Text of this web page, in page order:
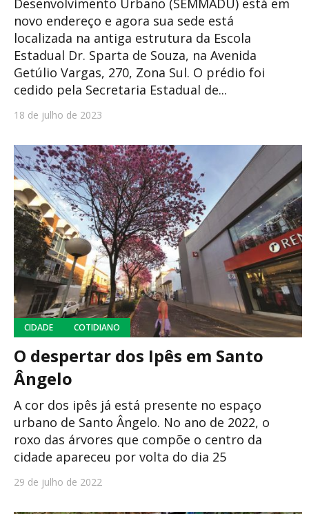
Desenvolvimento Urbano (SEMMADU) está em
novo endereço e agora sua sede está
localizada na antiga estrutura da Escola
Estadual Dr. Sparta de Souza, na Avenida
Getúlio Vargas, 270, Zona Sul. O prédio foi
cedido pela Secretaria Estadual de...
18 de julho de 2023
CIDADE COTIDIANO
O despertar dos Ipês em Santo
Ângelo
A cor dos ipês já está presente no espaço
urbano de Santo Ângelo. No ano de 2022, o
roxo das árvores que compõe o centro da
cidade apareceu por volta do dia 25
29 de julho de 2022